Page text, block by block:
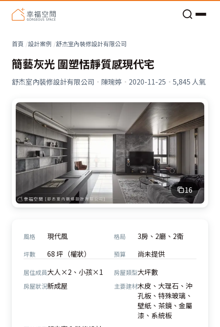
首頁 設計案例 舒杰室內裝修設計有限公司
簡藝灰光 圍塑恬靜質感現代宅
舒杰室內裝修設計有限公司 · 陳琬婷 · 2020-11-25 · 5,845 人氣
16
風格 現代風 格局 3房、2廳、2衛
坪數 68 坪（權狀） 預算 尚未提供
居住成員大人×2、小孩×1 房屋類型大坪數
房屋狀況新成屋 主要建材木皮、大理石、沖
孔板、特殊玻璃、
壁紙、茶鏡、金屬
漆、系統板